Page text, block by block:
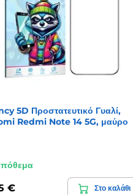
5D Προστατευτικό Γυαλί,
Redmi Note 14 5G, μαύρο
€ Στο καλάθι